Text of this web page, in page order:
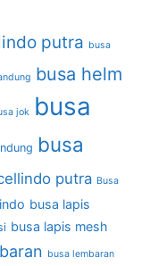
putra busa
busa helm
jok
busa
busa
putra Busa
busa lapis
busa lapis mesh
busa lembaran